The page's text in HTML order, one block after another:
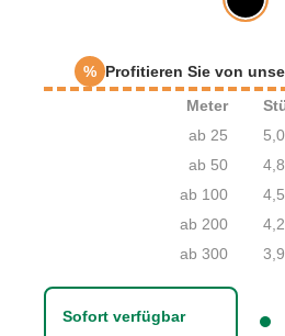
Sofort verfügbar
% Profitieren Sie von
Meter
ab 25
ab 50
ab 100
ab 200
ab 300